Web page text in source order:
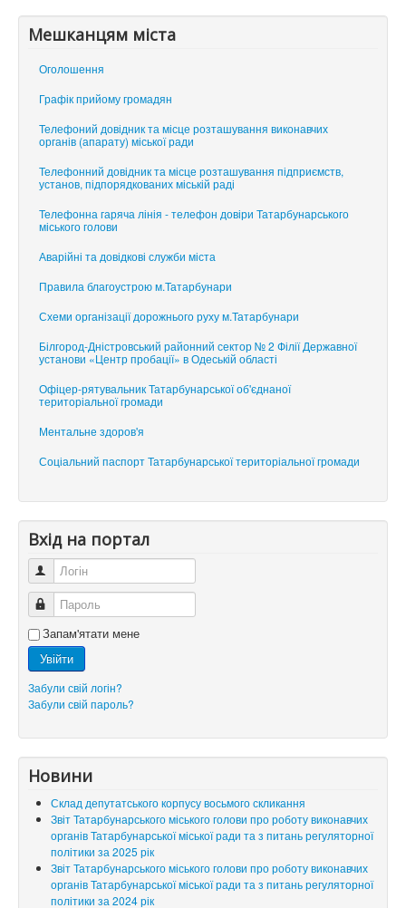
Мешканцям міста
Оголошення
Графік прийому громадян
Телефоний довідник та місце розташування виконавчих
органів (апарату) міської ради
Телефонний довідник та місце розташування підприємств,
установ, підпорядкованих міській раді
Телефонна гаряча лінія - телефон довіри Татарбунарського
міського голови
Аварійні та довідкові служби міста
Правила благоустрою м.Татарбунари
Схеми організації дорожнього руху м.Татарбунари
Білгород-Дністровський районний сектор № 2 Філії Державної
установи «Центр пробації» в Одеській області
Офіцер-рятувальник Татарбунарської об'єднаної
територіальної громади
Ментальне здоров'я
Соціальний паспорт Татарбунарської територіальної громади
Вхід на портал
Логін
Пароль
Запам'ятати мене
Увійти
Забули свій логін?
Забули свій пароль?
Новини
Склад депутатського корпусу восьмого скликання
Звіт Татарбунарського міського голови про роботу виконавчих
органів Татарбунарської міської ради та з питань регуляторної
політики за 2025 рік
Звіт Татарбунарського міського голови про роботу виконавчих
органів Татарбунарської міської ради та з питань регуляторної
політики за 2024 рік